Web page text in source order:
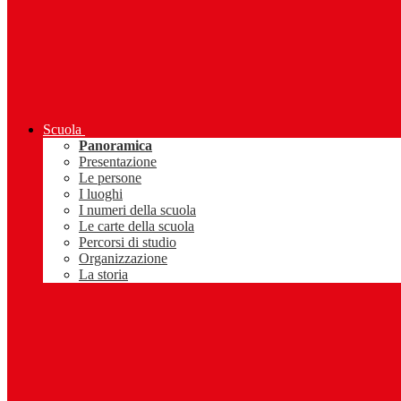
Scuola
Panoramica
Presentazione
Le persone
I luoghi
I numeri della scuola
Le carte della scuola
Percorsi di studio
Organizzazione
La storia